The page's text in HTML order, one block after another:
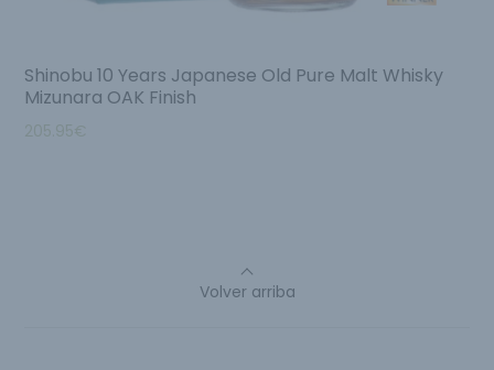
Shinobu 10 Years Japanese Old Pure Malt Whisky
Mizunara OAK Finish
205.95€
Volver arriba